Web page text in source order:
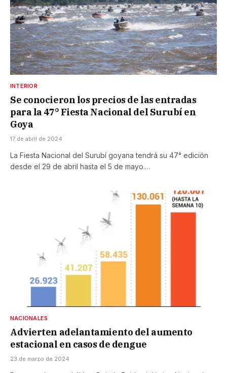
INTERIOR
Se conocieron los precios de las entradas
para la 47° Fiesta Nacional del Surubí en
Goya
17 de abril de 2024
La Fiesta Nacional del Surubí goyana tendrá su 47° edición
desde el 29 de abril hasta el 5 de mayo.…
NACIONALES
Advierten adelantamiento del aumento
estacional en casos de dengue
23 de marzo de 2024